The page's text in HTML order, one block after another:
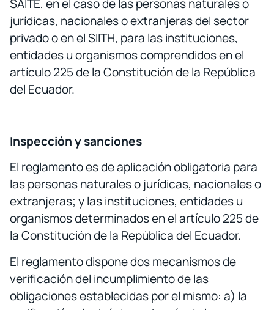
SAITE, en el caso de las personas naturales o
jurídicas, nacionales o extranjeras del sector
privado o en el SIITH, para las instituciones,
entidades u organismos comprendidos en el
artículo 225 de la Constitución de la República
del Ecuador.
Inspección y sanciones
El reglamento es de aplicación obligatoria para
las personas naturales o jurídicas, nacionales o
extranjeras; y las instituciones, entidades u
organismos determinados en el artículo 225 de
la Constitución de la República del Ecuador.
El reglamento dispone dos mecanismos de
verificación del incumplimiento de las
obligaciones establecidas por el mismo: a) la